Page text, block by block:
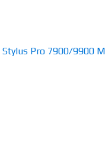
Pro 7900/9900